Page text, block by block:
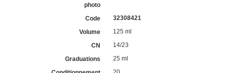
32308421
125 ml
14/23
25 ml